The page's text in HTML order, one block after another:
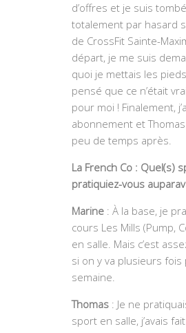
d’offres et je suis
totalement par hasard
de CrossFit Sainte-
départ, je me suis
quoi je mettais les
pensé que ce n’était
pour moi ! Finalement,
abonnement et Thomas
peu de temps après.
La French Co : Quel(s)
pratiquiez-vous
Marine : À la base, je
cours Les Mills (Pump,
en salle. Mais c’est
si on y va plusieurs fois
semaine.
Thomas : Je ne
sport en salle, j’avais